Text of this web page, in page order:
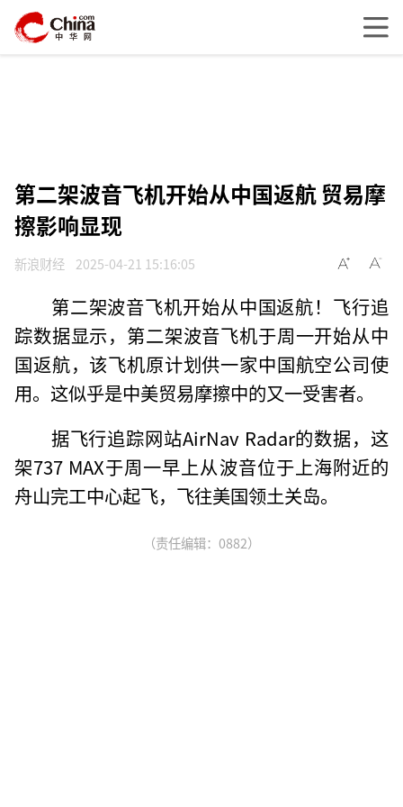
第二架波音飞机开始从中国返航 贸易摩
擦影响显现
新浪财经 2025-04-21 15:16:05
第二架波音飞机开始从中国返航！飞行追
踪数据显示，第二架波音飞机于周一开始从中
国返航，该飞机原计划供一家中国航空公司使
用。这似乎是中美贸易摩擦中的又一受害者。
据飞行追踪网站AirNav Radar的数据，这
架737 MAX于周一早上从波音位于上海附近的
舟山完工中心起飞，飞往美国领土关岛。
（责任编辑：0882）